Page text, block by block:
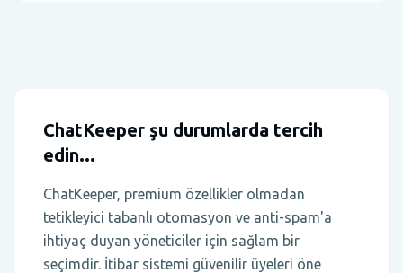
ChatKeeper şu durumlarda tercih
edin...
ChatKeeper, premium özellikler olmadan
tetikleyici tabanlı otomasyon ve anti-spam'a
ihtiyaç duyan yöneticiler için sağlam bir
seçimdir. İtibar sistemi güvenilir üyeleri öne